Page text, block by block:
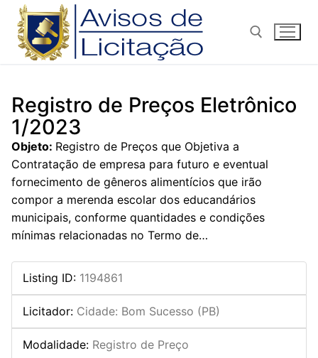
Pular
para
conteúdo
Registro de Preços Eletrônico
1/2023
Objeto: Registro de Preços que Objetiva a
Contratação de empresa para futuro e eventual
fornecimento de gêneros alimentícios que irão
compor a merenda escolar dos educandários
municipais, conforme quantidades e condições
mínimas relacionadas no Termo de…
Listing ID: 1194861
Licitador: Cidade: Bom Sucesso (PB)
Modalidade: Registro de Preço